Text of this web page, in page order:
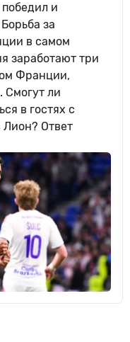
и
за
в самом
заработают три
Франции,
Смогут ли
в гостях с
Лион? Ответ